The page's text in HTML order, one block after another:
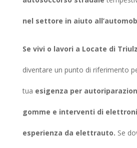
nel settore in aiuto
Se vivi o lavori a Locate di
diventare un punto di riferimento
tua esigenza per
gomme e interventi di
esperienza da elettrauto. Se